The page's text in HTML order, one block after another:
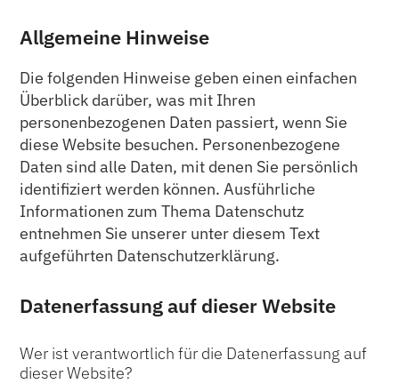
Allgemeine Hinweise
Die folgenden Hinweise geben einen einfachen
Überblick darüber, was mit Ihren
personenbezogenen Daten passiert, wenn Sie
diese Website besuchen. Personenbezogene
Daten sind alle Daten, mit denen Sie persönlich
identifiziert werden können. Ausführliche
Informationen zum Thema Datenschutz
entnehmen Sie unserer unter diesem Text
aufgeführten Datenschutzerklärung.
Datenerfassung auf dieser Website
Wer ist verantwortlich für die Datenerfassung auf
dieser Website?